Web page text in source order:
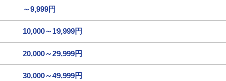
～9,999円
10,000～19,999円
20,000～29,999円
30,000～49,999円